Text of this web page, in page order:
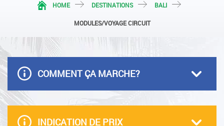
HOME DESTINATIONS BALI
MODULES/VOYAGE CIRCUIT
COMMENT ÇA MARCHE?
INDICATION DE PRIX